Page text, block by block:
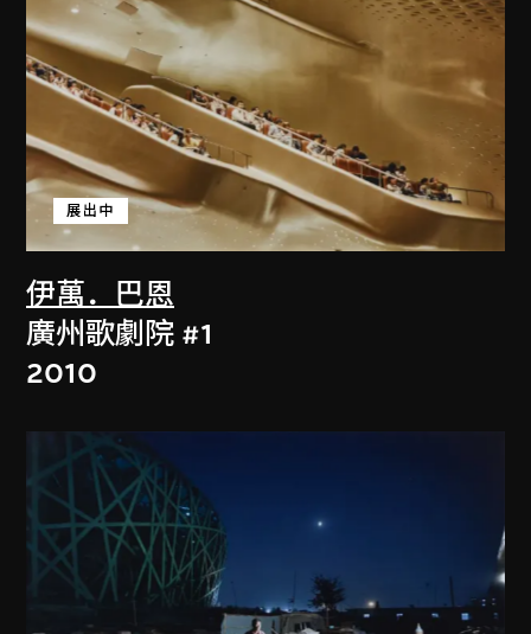
伊萬．巴恩
展出中
廣州歌劇院 #1
2010